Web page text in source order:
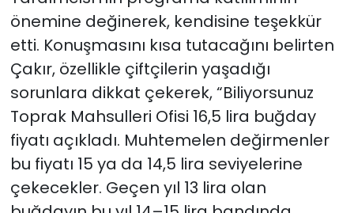
önemine değinerek, kendisine teşekkür
etti. Konuşmasını kısa tutacağını belirten
Çakır, özellikle çiftçilerin yaşadığı
sorunlara dikkat çekerek, “Biliyorsunuz
Toprak Mahsulleri Ofisi 16,5 lira buğday
fiyatı açıkladı. Muhtemelen değirmenler
bu fiyatı 15 ya da 14,5 lira seviyelerine
çekecekler. Geçen yıl 13 lira olan